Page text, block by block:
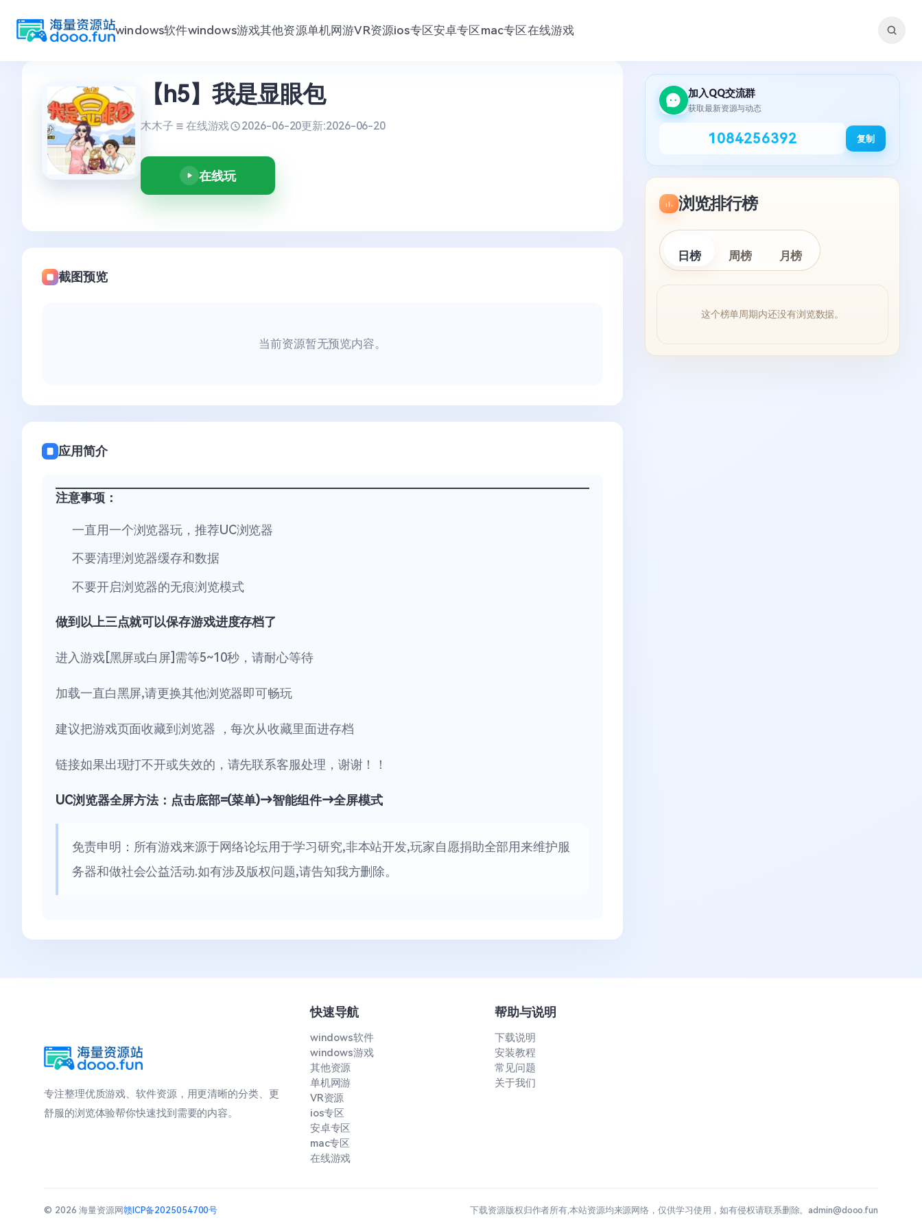
windows软件windows游戏其他资源单机网游VR资源ios专区安卓专区mac专区在线游戏
【h5】我是显眼包
木木子 在线游戏 2026-06-20更新:2026-06-20
在线玩
截图预览
当前资源暂无预览内容。
应用简介
注意事项：
一直用一个浏览器玩，推荐UC浏览器
不要清理浏览器缓存和数据
不要开启浏览器的无痕浏览模式
做到以上三点就可以保存游戏进度存档了
进入游戏[黑屏或白屏]需等5~10秒，请耐心等待
加载一直白黑屏,请更换其他浏览器即可畅玩
建议把游戏页面收藏到浏览器 ，每次从收藏里面进存档
链接如果出现打不开或失效的，请先联系客服处理，谢谢！！
UC浏览器全屏方法：点击底部=(菜单)→智能组件→全屏模式
免责申明：所有游戏来源于网络论坛用于学习研究,非本站开发,玩家自愿捐助全部用来维护服
务器和做社会公益活动.如有涉及版权问题,请告知我方删除。
加入QQ交流群
获取最新资源与动态
1084256392 复制
浏览排行榜
日榜 周榜 月榜
这个榜单周期内还没有浏览数据。
专注整理优质游戏、软件资源，用更清晰的分类、更
舒服的浏览体验帮你快速找到需要的内容。
快速导航
windows软件
windows游戏
其他资源
单机网游
VR资源
ios专区
安卓专区
mac专区
在线游戏
帮助与说明
下载说明
安装教程
常见问题
关于我们
© 2026 海量资源网赣ICP备2025054700号 下载资源版权归作者所有,本站资源均来源网络，仅供学习使用，如有侵权请联系删除。admin@dooo.fun